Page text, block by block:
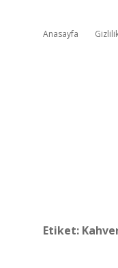
Anasayfa
Etiket: